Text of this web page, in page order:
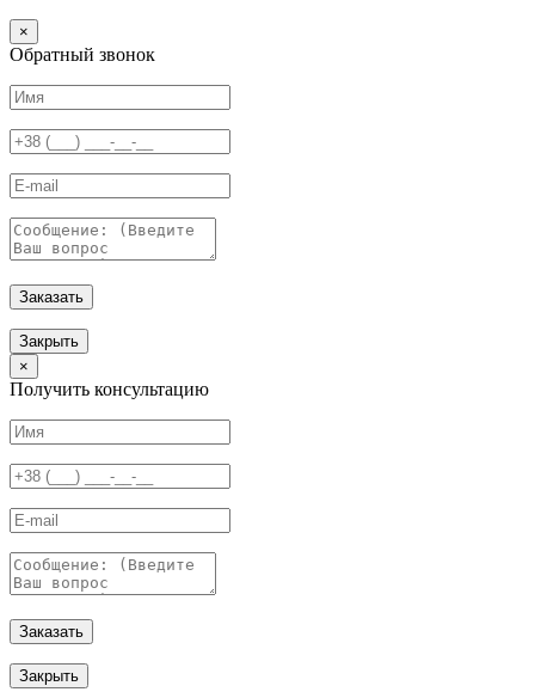
×
Обратный звонок
Заказать
Закрыть
×
Получить консультацию
Заказать
Закрыть